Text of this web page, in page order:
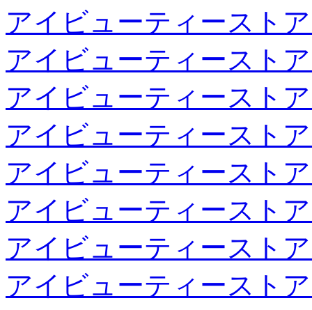
アイビューティースト
アイビューティースト
アイビューティースト
アイビューティースト
アイビューティースト
アイビューティースト
アイビューティースト
アイビューティースト